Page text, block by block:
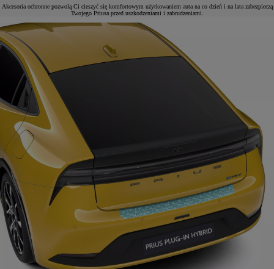
Akcesoria ochronne pozwolą Ci cieszyć się komfortowym użytkowaniem auta na co dzień i na lata zabezpieczą
Twojego Priusa przed uszkodzeniami i zabrudzeniami.